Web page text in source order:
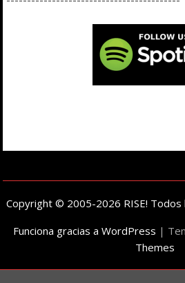
Copyright © 2005-2026 RISE!
Funciona gracias a WordPress |
Themes